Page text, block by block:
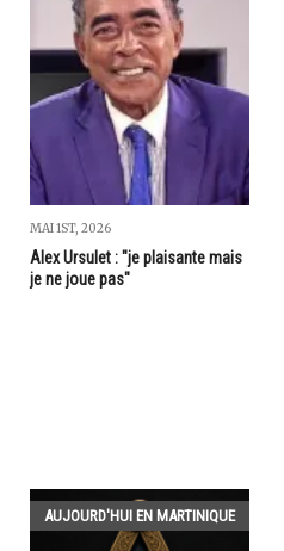
MAI 1ST, 2026
Alex Ursulet : "je plaisante mais
je ne joue pas"
AUJOURD'HUI EN MARTINIQUE